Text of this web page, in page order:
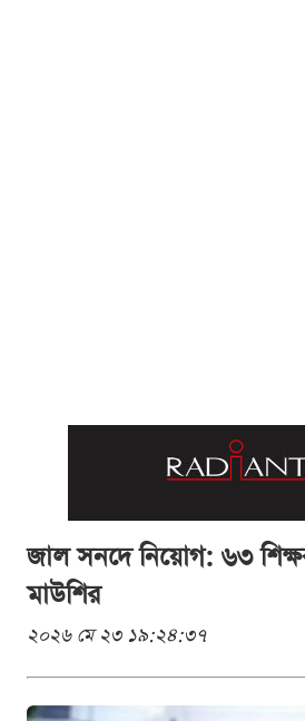
জাল সনদে নিয়োগ: ৬৩
মাউশির
২০২৬ মে ২৩ ১৯:২৪:৩৭